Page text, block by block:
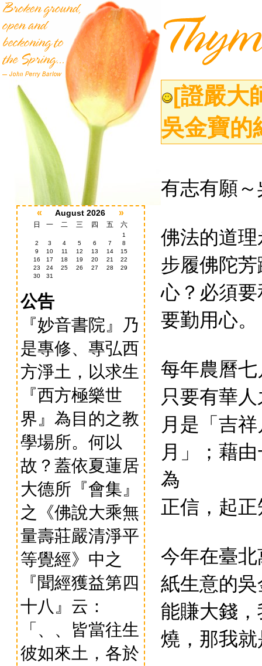
« August 2026 »
日 一 二 三 四 五 六
1
2
3 4 5 6 7
8
9
10 11 12 13 14
15
16
17 18 19 20 21
22
23
24 25 26 27 28
29
30
31
公告
『妙音書院』乃
是專修、專弘西
方淨土，以求生
『西方極樂世
界』為目的之教
學場所。何以
故？蓋依夏蓮居
大德所『會集』
之《佛說大乘無
量壽莊嚴清淨平
等覺經》中之
『聞經獲益第四
十八』云：
「、、皆當往生
彼如來土，各於
[證嚴大
吳金寶
有志有願
佛法的道
步履佛陀
心？必須
要勤用心。
每年農曆
只要有華
月是「吉
月」；藉
為
正信，起
今年在臺
紙生意的
能賺大錢
燒，那我